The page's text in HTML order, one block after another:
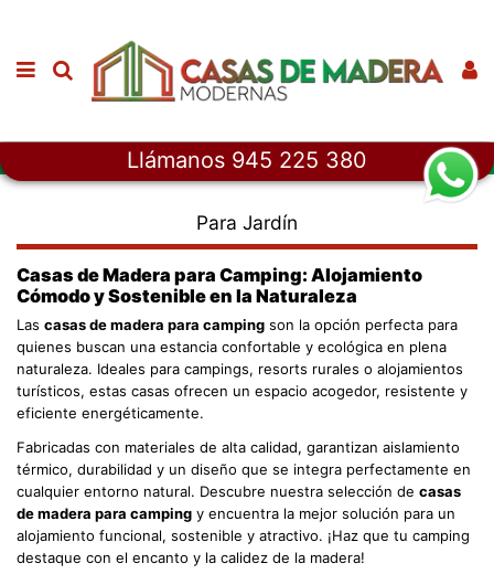
Llámanos 945 225 380
Casas de Madera Para Jardín
Para Jardín
Casas de Madera para Camping: Alojamiento
Cómodo y Sostenible en la Naturaleza
Las casas de madera para camping son la opción perfecta para
quienes buscan una estancia confortable y ecológica en plena
naturaleza. Ideales para campings, resorts rurales o alojamientos
turísticos, estas casas ofrecen un espacio acogedor, resistente y
eficiente energéticamente.
Fabricadas con materiales de alta calidad, garantizan aislamiento
térmico, durabilidad y un diseño que se integra perfectamente en
cualquier entorno natural. Descubre nuestra selección de casas
de madera para camping y encuentra la mejor solución para un
alojamiento funcional, sostenible y atractivo. ¡Haz que tu camping
destaque con el encanto y la calidez de la madera!